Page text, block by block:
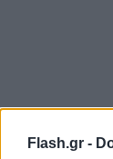
Flash.gr -
https://